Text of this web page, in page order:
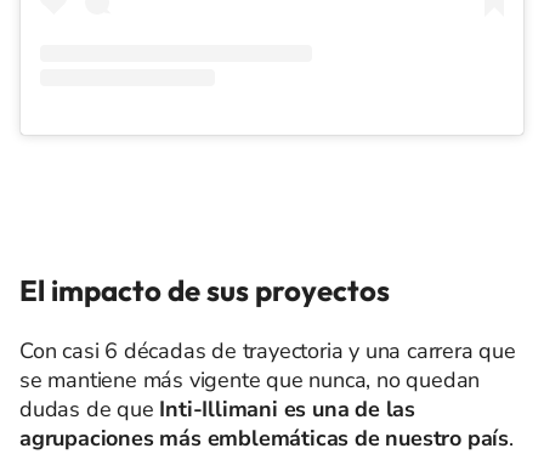
El impacto de sus proyectos
Con casi 6 décadas de trayectoria y una carrera que
se mantiene más vigente que nunca, no quedan
dudas de que Inti-Illimani es una de las
agrupaciones más emblemáticas de nuestro país.